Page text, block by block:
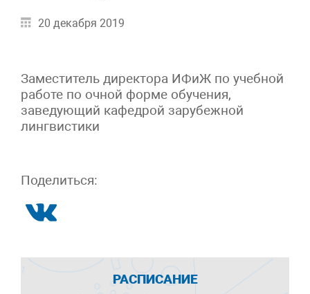
20 декабря 2019
Заместитель директора ИФиЖ по учебной
работе по очной форме обучения,
заведующий кафедрой зарубежной
лингвистики
Поделиться:
РАСПИСАНИЕ